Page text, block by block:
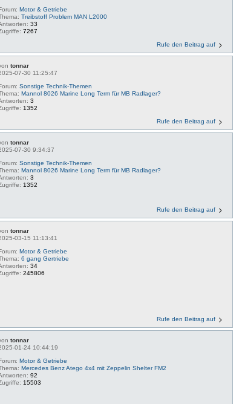
Motor & Getriebe
Treibstoff Problem MAN L2000
33
7267
Rufe den Beitrag auf
tonnar
07-30 11:25:47
Sonstige Technik-Themen
Mannol 8026 Marine Long Term für MB Radlager?
3
1352
Rufe den Beitrag auf
tonnar
07-30 9:34:37
Sonstige Technik-Themen
Mannol 8026 Marine Long Term für MB Radlager?
3
1352
Rufe den Beitrag auf
tonnar
03-15 11:13:41
Motor & Getriebe
6 gang Gertriebe
34
245806
Rufe den Beitrag auf
tonnar
01-24 10:44:19
Motor & Getriebe
Mercedes Benz Atego 4x4 mit Zeppelin Shelter FM2
92
15503